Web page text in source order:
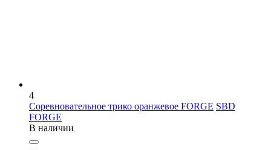
4
Соревновательное трико оранжевое FORGE SBD
FORGE
В наличии